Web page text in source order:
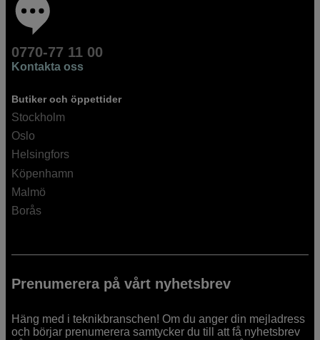
0770-77 11 00
Kontakta oss
Butiker och öppettider
Stockholm
Oslo
Helsingfors
Köpenhamn
Malmö
Borås
Prenumerera på vårt nyhetsbrev
Häng med i teknikbranschen! Om du anger din mejladress
och börjar prenumerera samtycker du till att få nyhetsbrev